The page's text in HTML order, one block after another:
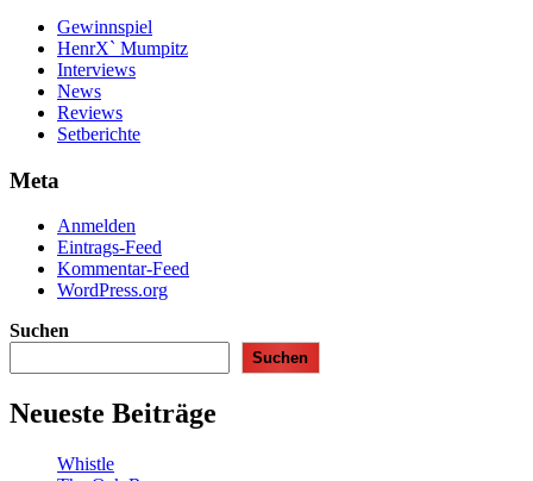
Gewinnspiel
HenrX` Mumpitz
Interviews
News
Reviews
Setberichte
Meta
Anmelden
Eintrags-Feed
Kommentar-Feed
WordPress.org
Suchen
Suchen
Neueste Beiträge
Whistle